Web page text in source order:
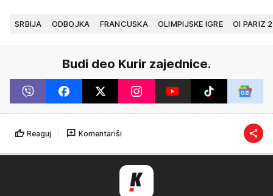
SRBIJA ODBOJKA FRANCUSKA OLIMPIJSKE IGRE OI PARIZ
Budi deo Kurir zajednice.
Reaguj Komentariši